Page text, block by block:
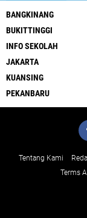
BANGKINANG
BUKITTINGGI
INFO SEKOLAH
JAKARTA
KUANSING
PEKANBARU
Tentang Kami
Terms